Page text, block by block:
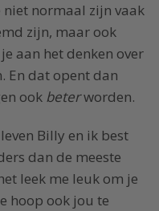
niet normaal zijn vaak
zijn, maar ook
aan het denken over
En dat opent dan
ook beterworden.
Billy en ik best
dan de meeste
leek me leuk om je
hoop ook jou te